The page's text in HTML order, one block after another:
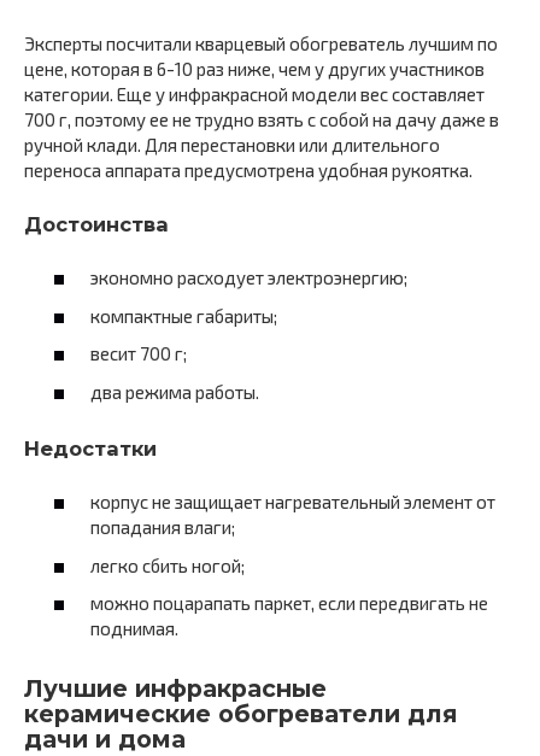
Эксперты посчитали кварцевый обогреватель лучшим по
цене, которая в 6-10 раз ниже, чем у других участников
категории. Еще у инфракрасной модели вес составляет
700 г, поэтому ее не трудно взять с собой на дачу даже в
ручной клади. Для перестановки или длительного
переноса аппарата предусмотрена удобная рукоятка.
Достоинства
экономно расходует электроэнергию;
компактные габариты;
весит 700 г;
два режима работы.
Недостатки
корпус не защищает нагревательный элемент от
попадания влаги;
легко сбить ногой;
можно поцарапать паркет, если передвигать не
поднимая.
Лучшие инфракрасные
керамические обогреватели для
дачи и дома